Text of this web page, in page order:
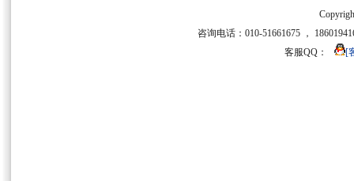
咨询电话：010-51661675 ，
客服QQ：
[